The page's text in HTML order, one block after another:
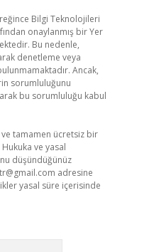
Bilgi Teknolojileri
onaylanmış bir Yer
Bu nedenle,
denetleme veya
Ancak,
sorumluluğunu
bu sorumluluğu kabul
ve tamamen ücretsiz bir
ve yasal
düşündüğünüz
adresine
yasal süre içerisinde